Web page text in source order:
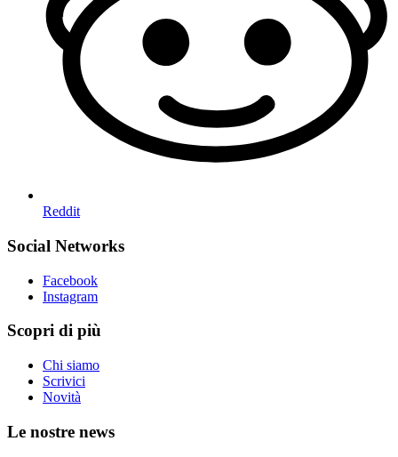
Reddit
Social Networks
Facebook
Instagram
Scopri di più
Chi siamo
Scrivici
Novità
Le nostre news